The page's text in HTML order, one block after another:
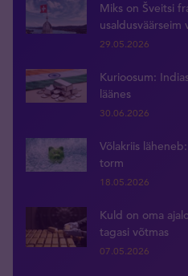
Miks on Šveitsi
usaldusväärseim
29.05.2026
Kurioosum:
läänes
30.06.2026
Võlakriis
torm
18.05.2026
Kuld on oma
tagasi võtmas
07.05.2026